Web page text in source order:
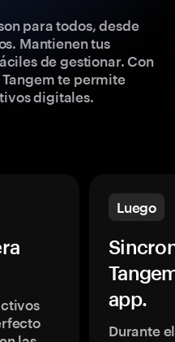
para todos, desde
Mantienen tus
de gestionar. Con
te permite
digitales.
Luego
app.
Durante